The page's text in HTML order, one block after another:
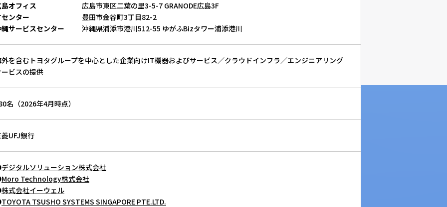
オフィス
広島市東区二葉の里3-5-7 GRANODE広島3F
ンター
豊田市金谷町3丁目82-2
サービスセンター
沖縄県浦添市港川512-55 ゆがふBizタワー浦添港川
を含むトヨタグループを中心とした企業向けIT機器およびサービス／クラウドインフラ／エンジニアリング
ビスの提供
名（2026年4月時点）
UFJ銀行
デジタルソリューション株式会社
Moro Technology株式会社
株式会社イーウェル
TOYOTA TSUSHO SYSTEMS SINGAPORE PTE.LTD.